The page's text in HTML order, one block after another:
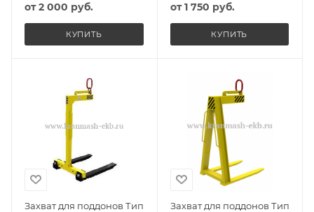
от2 000 руб.
КУПИТЬ
от1 750 руб.
КУПИТЬ
Захват для поддонов Тип
Захват для поддонов Тип